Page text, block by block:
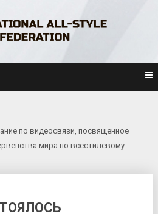
по видеосвязи, посвященное
мира по всестилевому